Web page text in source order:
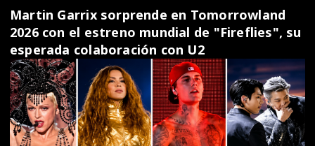
Martin Garrix sorprende en Tomorrowland
2026 con el estreno mundial de "Fireflies", su
esperada colaboración con U2